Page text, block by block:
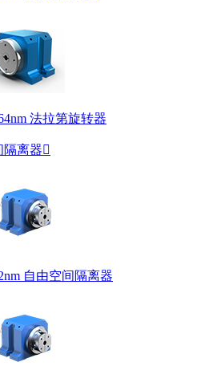
法拉第旋转器
隔离器
自由空间隔离器